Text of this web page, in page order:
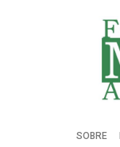
SOBRE